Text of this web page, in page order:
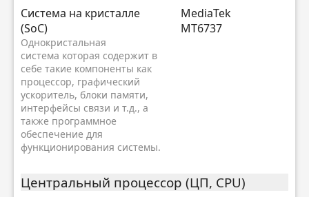
Система на кристалле
(SoC)
Однокристальная
система которая содержит в
себе такие компоненты как
процессор, графический
ускоритель, блоки памяти,
интерфейсы связи и т.д., а
также программное
обеспечение для
функционирования системы.
MediaTek
MT6737
Центральный процессор (ЦП, CPU)